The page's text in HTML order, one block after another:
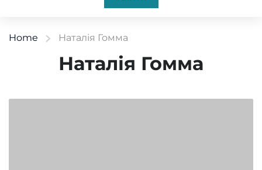
Home Наталія Гомма
Наталія Гомма